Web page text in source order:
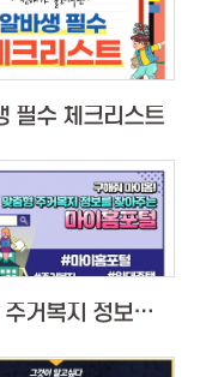
필수 체크리스트
맞춤형 주거복지 정보를 찾아주는 '마임홈포털'